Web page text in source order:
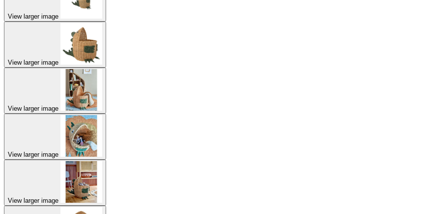
View larger image
View larger image
View larger image
View larger image
View larger image